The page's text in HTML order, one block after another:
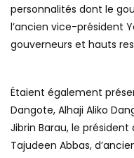
personnalités dont le
l’ancien vice-président
gouverneurs et hauts
Étaient également
Dangote, Alhaji Aliko
Jibrin Barau, le
Tajudeen Abbas,